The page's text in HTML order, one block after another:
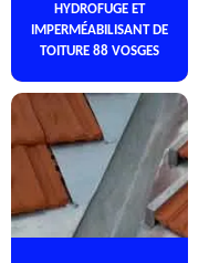
HYDROFUGE ET
IMPERMÉABILISANT DE
TOITURE 88 VOSGES